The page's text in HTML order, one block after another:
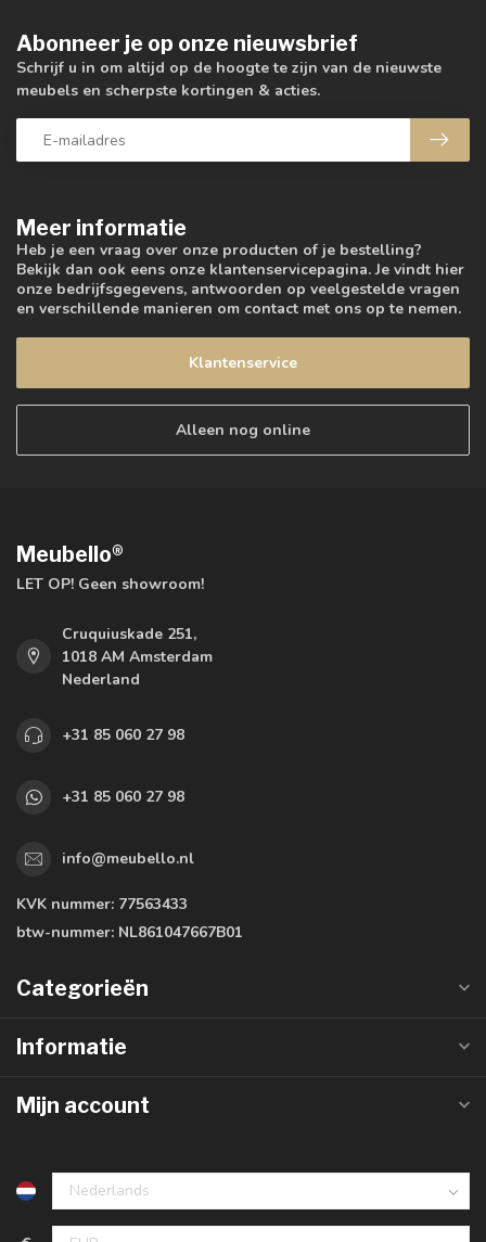
Meer informatie
Heb je een vraag over onze producten of je bestelling?
Bekijk dan ook eens onze klantenservicepagina. Je vindt hier
onze bedrijfsgegevens, antwoorden op veelgestelde vragen
en verschillende manieren om contact met ons op te nemen.
Klantenservice
Alleen nog online
Abonneer je op onze nieuwsbrief
Schrijf u in om altijd op de hoogte te zijn van de nieuwste
meubels en scherpste kortingen & acties.
Meubello®
LET OP! Geen showroom!
Cruquiuskade 251,
1018 AM Amsterdam
Nederland
+31 85 060 27 98
+31 85 060 27 98
info@meubello.nl
KVK nummer: 77563433
btw-nummer: NL861047667B01
Categorieën
Informatie
Mijn account